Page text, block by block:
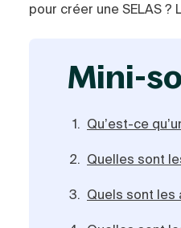
pour créer une SELAS
mini-
Qu’est-ce
Quelles sont
Quels sont les